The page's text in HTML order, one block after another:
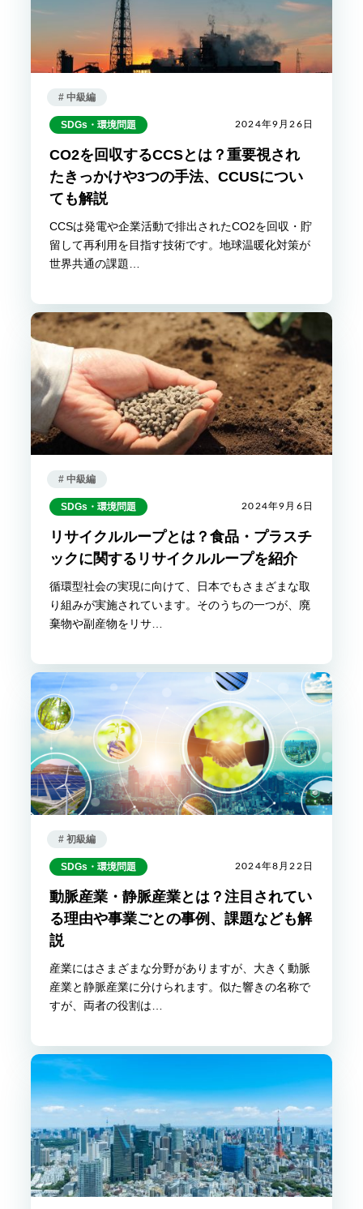
# 中級編
SDGs・環境問題 2024年9月26日
CO2を回収するCCSとは？重要視され
たきっかけや3つの手法、CCUSについ
ても解説
CCSは発電や企業活動で排出されたCO2を回収・貯
留して再利用を目指す技術です。地球温暖化対策が
世界共通の課題…
# 中級編
SDGs・環境問題 2024年9月6日
リサイクルループとは？食品・プラスチ
ックに関するリサイクルループを紹介
循環型社会の実現に向けて、日本でもさまざまな取
り組みが実施されています。そのうちの一つが、廃
棄物や副産物をリサ…
# 初級編
SDGs・環境問題 2024年8月22日
動脈産業・静脈産業とは？注目されてい
る理由や事業ごとの事例、課題なども解
説
産業にはさまざまな分野がありますが、大きく動脈
産業と静脈産業に分けられます。似た響きの名称で
すが、両者の役割は…